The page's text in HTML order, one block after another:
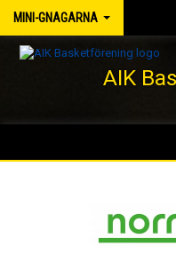
MINI-GNAGARNA
AIK